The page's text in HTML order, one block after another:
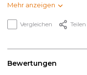
Mehr anzeigen
Vergleichen Teilen
Bewertungen